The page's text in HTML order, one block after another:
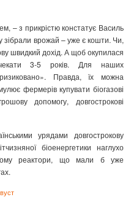
– з прикрістю констатує Василь
зібрали врожай – уже є кошти. Чи,
швидкий дохід. А щоб окупилася
3-5 років. Для наших
Правда, їх можна
фермерів купувати біогазові
допомогу, довгострокові
урядами довгострокову
біоенергетики наглухо
реактори, що мали б уже